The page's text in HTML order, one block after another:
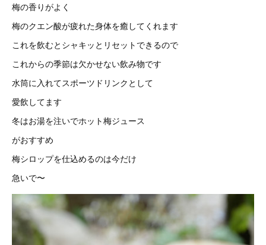
梅の香りがよく
梅のクエン酸が疲れた身体を癒してくれます
これを飲むとシャキッとリセットできるので
これからの季節は欠かせない飲み物です
水筒に入れてスポーツドリンクとして
愛飲してます
冬はお湯を注いでホット梅ジュース
がおすすめ
梅シロップを仕込めるのは今だけ
急いで〜